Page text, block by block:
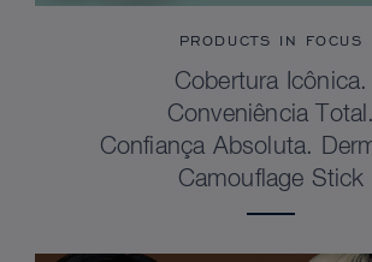
PRODUCTS IN FOCUS
Cobertura Icônica.
Conveniência Total.
Confiança Absoluta.
Camouflage Stick